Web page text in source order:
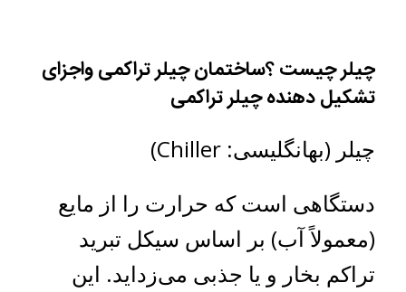
چیلر چیست ؟ساختمان چیلر تراکمی واجزای
تشکیل دهنده چیلر تراکمی
چیلر (بهانگلیسی: Chiller)
دستگاهی است که حرارت را از مایع
(معمولاً آب) بر اساس سیکل تبرید
تراکم بخار و یا جذبی می‌زداید. این